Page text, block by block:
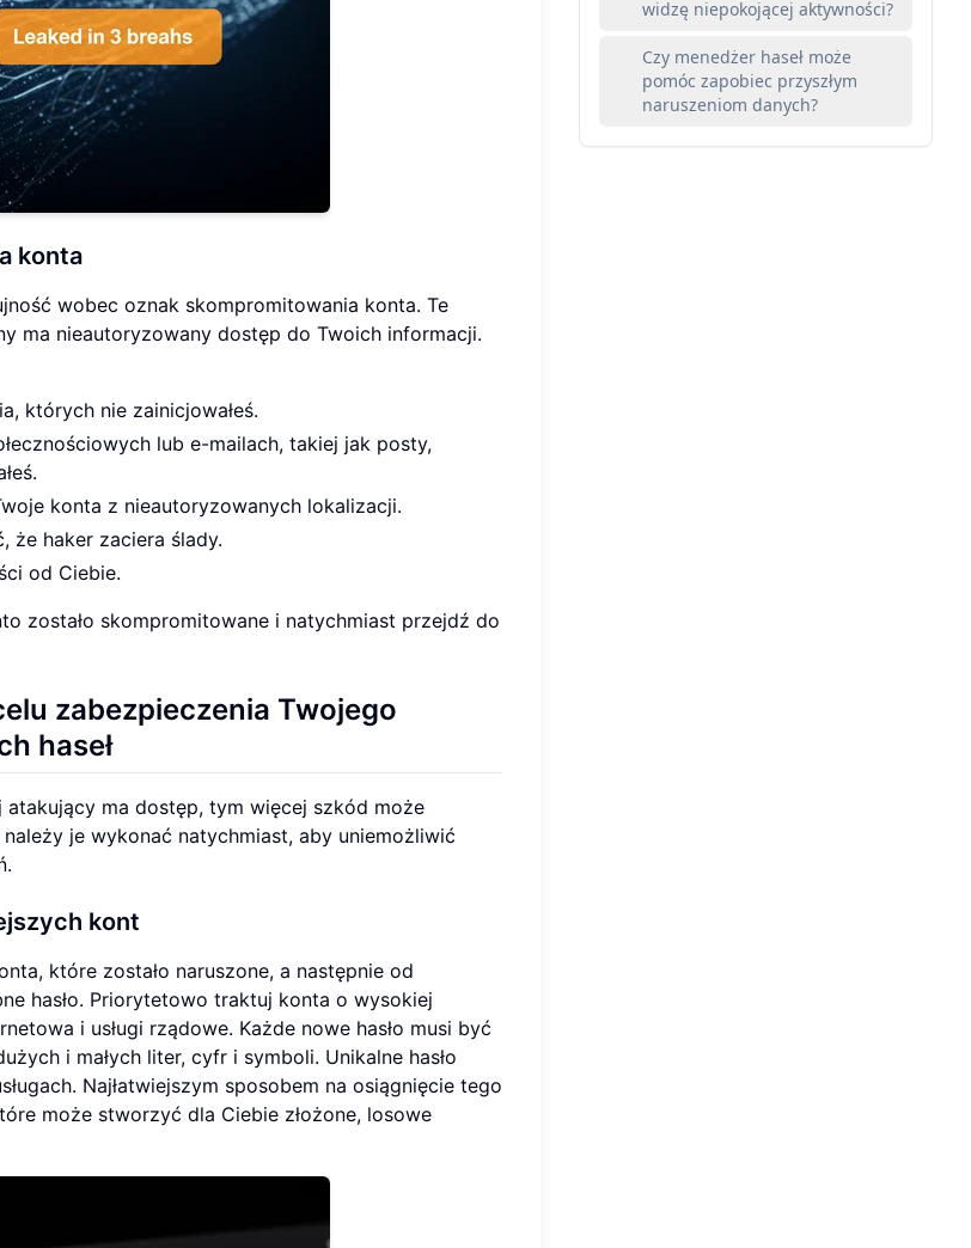
konta
wobec oznak skompromitowania konta. Te
ma nieautoryzowany dostęp do Twoich informacji.
których nie zainicjowałeś.
lub e-mailach, takiej jak posty,
konta z nieautoryzowanych lokalizacji.
że haker zaciera ślady.
od Ciebie.
zostało skompromitowane i natychmiast przejdź do
zabezpieczenia Twojego
haseł
atakujący ma dostęp, tym więcej szkód może
je wykonać natychmiast, aby uniemożliwić
kont
które zostało naruszone, a następnie od
hasło. Priorytetowo traktuj konta o wysokiej
i usługi rządowe. Każde nowe hasło musi być
i małych liter, cyfr i symboli. Unikalne hasło
Najłatwiejszym sposobem na osiągnięcie tego
może stworzyć dla Ciebie złożone, losowe
widzę niepokojącej aktywności?
Czy menedżer haseł może
pomóc zapobiec przyszłym
naruszeniom danych?